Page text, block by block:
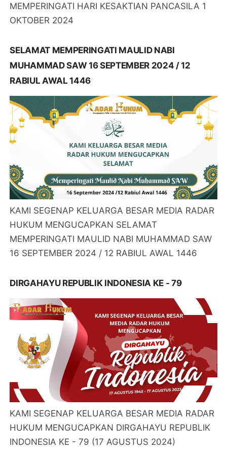
MEMPERINGATI HARI KESAKTIAN PANCASILA 1
OKTOBER 2024
SELAMAT MEMPERINGATI MAULID NABI
MUHAMMAD SAW 16 SEPTEMBER 2024 / 12
RABIUL AWAL 1446
KAMI SEGENAP KELUARGA BESAR MEDIA RADAR
HUKUM MENGUCAPKAN SELAMAT
MEMPERINGATI MAULID NABI MUHAMMAD SAW
16 SEPTEMBER 2024 / 12 RABIUL AWAL 1446
DIRGAHAYU REPUBLIK INDONESIA KE - 79
KAMI SEGENAP KELUARGA BESAR MEDIA RADAR
HUKUM MENGUCAPKAN DIRGAHAYU REPUBLIK
INDONESIA KE - 79 (17 AGUSTUS 2024)